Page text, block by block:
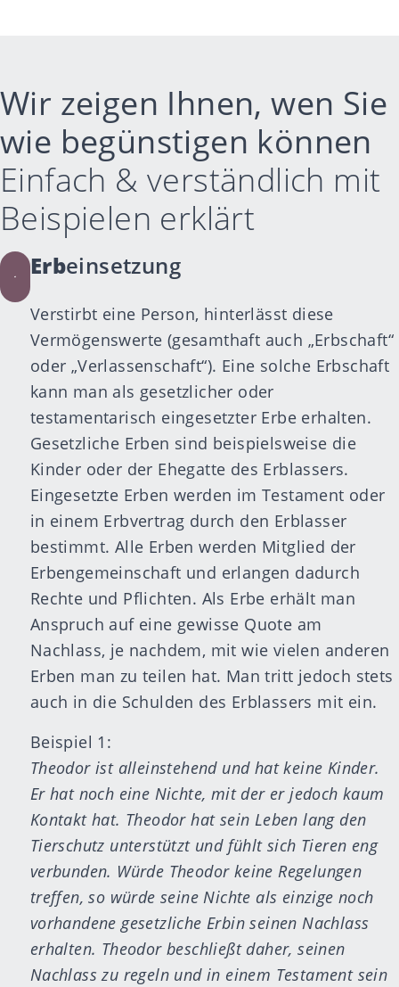
Wir zeigen Ihnen, wen Sie
wie begünstigen können
Einfach & verständlich mit
Beispielen erklärt
Erbeinsetzung
Verstirbt eine Person, hinterlässt diese
Vermögenswerte (gesamthaft auch „Erbschaft“
oder „Verlassenschaft“). Eine solche Erbschaft
kann man als gesetzlicher oder
testamentarisch eingesetzter Erbe erhalten.
Gesetzliche Erben sind beispielsweise die
Kinder oder der Ehegatte des Erblassers.
Eingesetzte Erben werden im Testament oder
in einem Erbvertrag durch den Erblasser
bestimmt. Alle Erben werden Mitglied der
Erbengemeinschaft und erlangen dadurch
Rechte und Pflichten. Als Erbe erhält man
Anspruch auf eine gewisse Quote am
Nachlass, je nachdem, mit wie vielen anderen
Erben man zu teilen hat. Man tritt jedoch stets
auch in die Schulden des Erblassers mit ein.
Beispiel 1:
Theodor ist alleinstehend und hat keine Kinder.
Er hat noch eine Nichte, mit der er jedoch kaum
Kontakt hat. Theodor hat sein Leben lang den
Tierschutz unterstützt und fühlt sich Tieren eng
verbunden. Würde Theodor keine Regelungen
treffen, so würde seine Nichte als einzige noch
vorhandene gesetzliche Erbin seinen Nachlass
erhalten. Theodor beschließt daher, seinen
Nachlass zu regeln und in einem Testament sein